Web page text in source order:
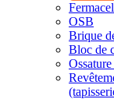
OSB
Brique
Bloc de